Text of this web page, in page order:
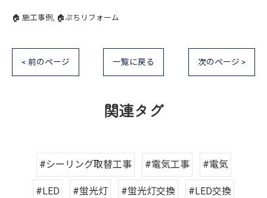
🏠 施工事例 🏠ぷちリフォーム
< 前のページ 一覧に戻る 次のページ >
関連タグ
#シーリング取替工事 #電気工事 #電気
#LED #蛍光灯 #蛍光灯交換 #LED交換